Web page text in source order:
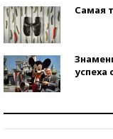
Самая
успеха